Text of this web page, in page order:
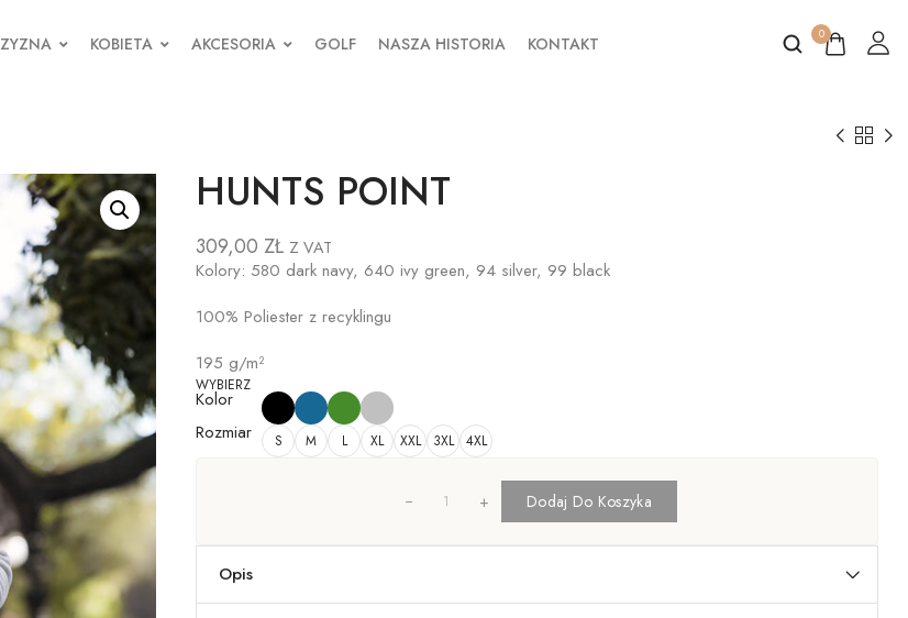
KOBIETA AKCESORIA GOLF NASZA HISTORIA KONTAKT 0
HUNTS POINT
309,00 ZŁ Z VAT
Kolory: 580 dark navy, 640 ivy green, 94 silver, 99 black
100% Poliester z recyklingu
195 g/m²
WYBIERZ
Kolor
Rozmiar
S M L XL XXL 3XL 4XL
+ Dodaj Do Koszyka
Opis